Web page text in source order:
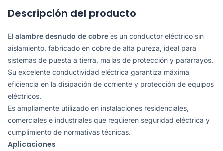
Descripción del producto
El alambre desnudo de cobre es un conductor eléctrico sin
aislamiento, fabricado en cobre de alta pureza, ideal para
sistemas de puesta a tierra, mallas de protección y pararrayos.
Su excelente conductividad eléctrica garantiza máxima
eficiencia en la disipación de corriente y protección de equipos
eléctricos.
Es ampliamente utilizado en instalaciones residenciales,
comerciales e industriales que requieren seguridad eléctrica y
cumplimiento de normativas técnicas.
Aplicaciones